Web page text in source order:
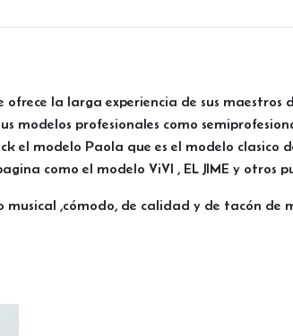
la larga experiencia de sus maestros
modelos profesionales como
el modelo Paola que es el modelo
como el modelo ViVI , EL JIME y otros
,cómodo, de calidad y de tacón de